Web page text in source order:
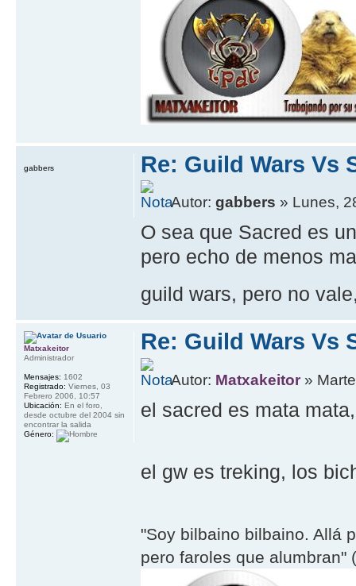
Re: Guild Wars Vs
Autor:gabbers » Lunes,
O sea que Sacred es
pero echo de menos
guild wars, pero no
gabbers
Re: Guild Wars Vs
Autor: Matxakeitor »
el sacred es mata
el gw es treking, los
"Soy bilbaino bilbaino. Allá
pero faroles que alumbran"
Matxakeitor
Administrador
Mensajes: 1602
Registrado: Viernes, 03
Febrero 2006, 10:57
Ubicación: En el foro,
desde octubre del 2004 sin
encontrar la salida
Género: